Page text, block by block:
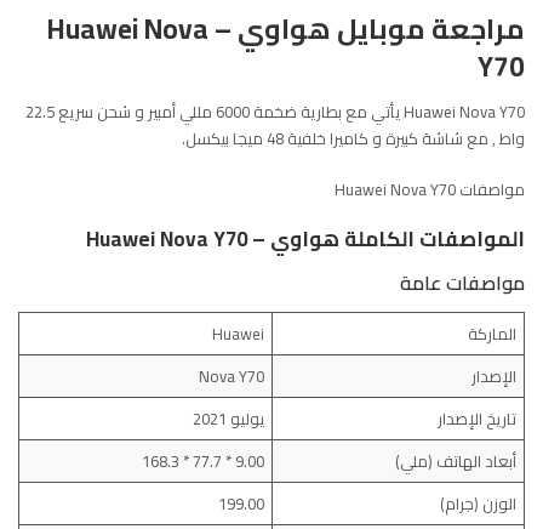
مراجعة موبايل هواوي – Huawei Nova
Y70
Huawei Nova Y70 يأتي مع بطارية ضخمة 6000 مللي أمبير و شحن سريع 22.5
واط , مع شاشة كبيرة و كاميرا خلفية 48 ميجا بيكسل.
مواصفات Huawei Nova Y70
المواصفات الكاملة هواوي – Huawei Nova Y70
مواصفات عامة
الماركة
Huawei
الإصدار
Nova Y70
تاريخ الإصدار
يوليو 2021
أبعاد الهاتف (ملي)
9.00 * 77.7 * 168.3
الوزن (جرام)
199.00